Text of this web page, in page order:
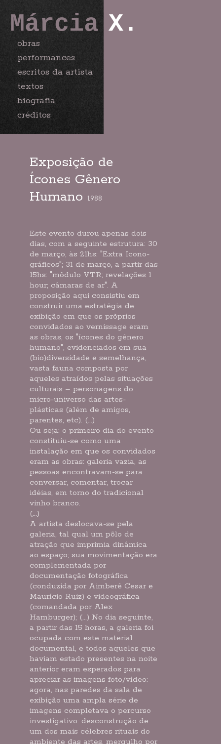
Márcia
obras
performances
escritos da artista
textos
biografia
créditos
X.
Exposição de
Ícones Gênero
Humano
1988
Este evento durou apenas dois
dias, com a seguinte estrutura: 30
de março, às 21hs: "Extra Icono-
gráficos"; 31 de março, a partir das
15hs: "mõdulo VTR; revelações 1
hour; câmaras de ar". A
proposição aqui consistiu em
construir uma estratégia de
exibição em que os prõprios
convidados ao vernissage eram
as obras, os "ícones do gênero
humano", evidenciados em sua
(bio)diversidade e semelhança,
vasta fauna composta por
aqueles atraídos pelas situações
culturais – personagens do
micro-universo das artes-
plásticas (além de amigos,
parentes, etc). (...)
Ou seja: o primeiro dia do evento
constituiu-se como uma
instalação em que os convidados
eram as obras: galeria vazia, as
pessoas encontravam-se para
conversar, comentar, trocar
idéias, em torno do tradicional
vinho branco.
(...)
A artista deslocava-se pela
galeria, tal qual um põlo de
atração que imprimia dinâmica
ao espaço; sua movimentação era
complementada por
documentação fotográfica
(conduzida por Aimberê Cesar e
Maurício Ruiz) e videográfica
(comandada por Alex
Hamburger); (...) No dia seguinte,
a partir das 15 horas, a galeria foi
ocupada com este material
documental, e todos aqueles que
haviam estado presentes na noite
anterior eram esperados para
apreciar as imagens foto/vídeo:
agora, nas paredes da sala de
exibição uma ampla série de
imagens completava o percurso
investigativo: desconstrução de
um dos mais célebres rituais do
ambiente das artes, mergulho por